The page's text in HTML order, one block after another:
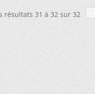
résultats 31 à 32 sur 32